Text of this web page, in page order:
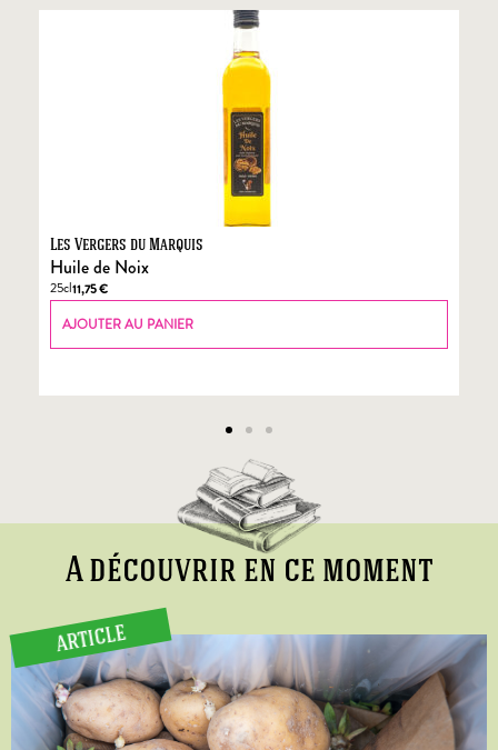
Les Vergers du Marquis
Huile de Noix
25cl11,75€
AJOUTER AU PANIER
A découvrir en ce moment
ARTICLE